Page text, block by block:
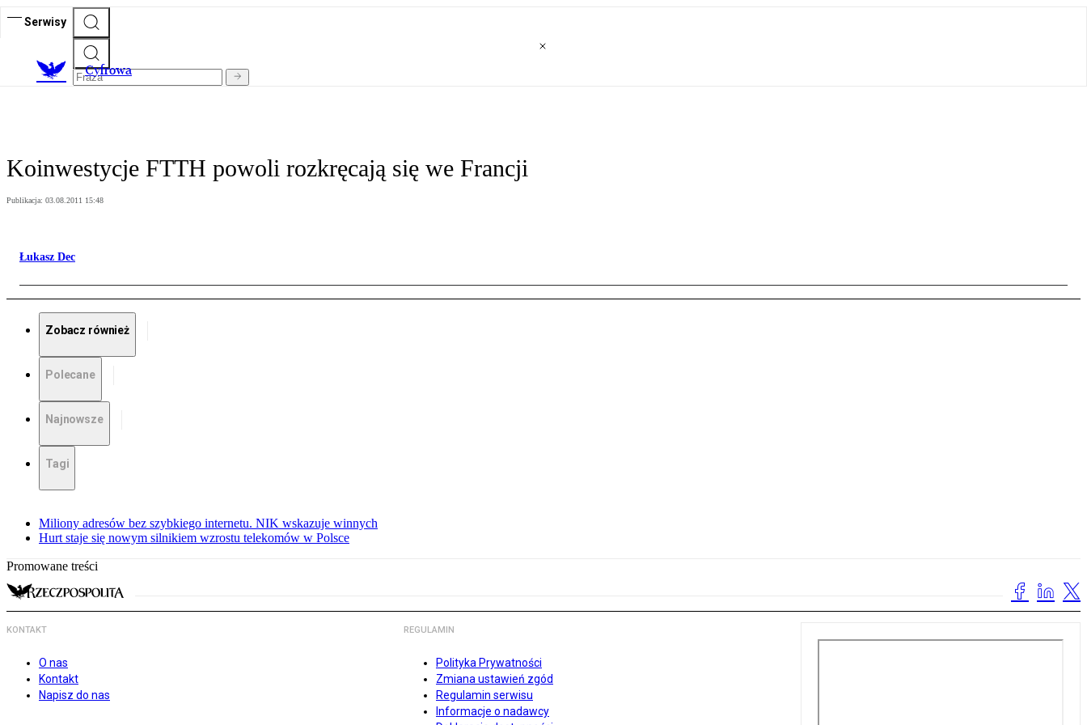
Serwisy
Cyfrowa
Koinwestycje FTTH powoli rozkręcają się we Francji
Publikacja: 03.08.2011 15:48
Łukasz Dec
Zobacz również
Polecane
Najnowsze
Tagi
Miliony adresów bez szybkiego internetu. NIK wskazuje winnych
Hurt staje się nowym silnikiem wzrostu telekomów w Polsce
Promowane treści
KONTAKT
O nas
Kontakt
Napisz do nas
REGULAMIN
Polityka Prywatności
Zmiana ustawień zgód
Regulamin serwisu
Informacje o nadawcy